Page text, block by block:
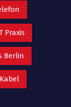
Praxis
Berlin
Kabel